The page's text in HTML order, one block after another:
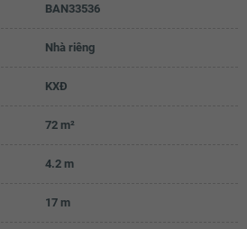
6.84 tỷ
6.86 tỷ
6.96 tỷ
BAN33536
Nhà riêng
KXĐ
72 m²
4.2 m
17 m